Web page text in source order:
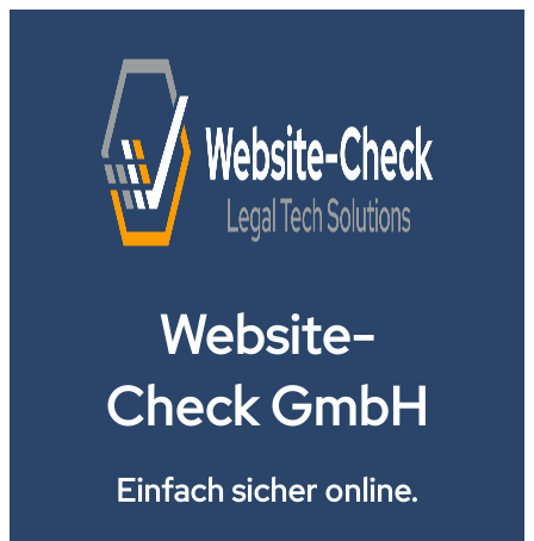
Website-
Check GmbH
Einfach sicher online.